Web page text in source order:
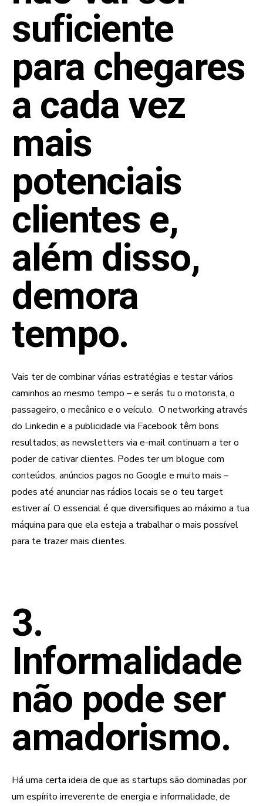
suficiente
para chegares
a cada vez
mais
potenciais
clientes e,
além disso,
demora
tempo.
Vais ter de combinar várias estratégias e testar vários
caminhos ao mesmo tempo – e serás tu o motorista, o
passageiro, o mecânico e o veículo. O networking através
do Linkedin e a publicidade via Facebook têm bons
resultados; as newsletters via e-mail continuam a ter o
poder de cativar clientes. Podes ter um blogue com
conteúdos, anúncios pagos no Google e muito mais –
podes até anunciar nas rádios locais se o teu target
estiver aí. O essencial é que diversifiques ao máximo a tua
máquina para que ela esteja a trabalhar o mais possível
para te trazer mais clientes.
3.
Informalidade
não pode ser
amadorismo.
Há uma certa ideia de que as startups são dominadas por
um espírito irreverente de energia e informalidade, de